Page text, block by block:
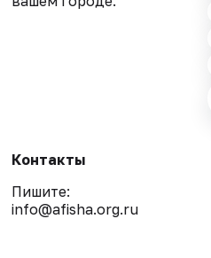
Контакты
Пишите:
info@afisha.org.ru